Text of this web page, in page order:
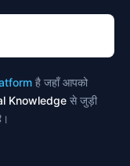
है जहाँ आपको
Knowledgeसे जुड़ी